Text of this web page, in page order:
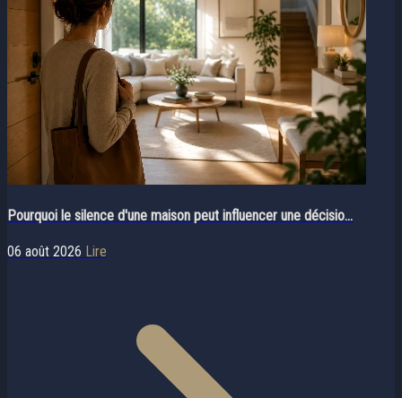
Pourquoi le silence d'une maison peut influencer une décisio...
06 août 2026 Lire